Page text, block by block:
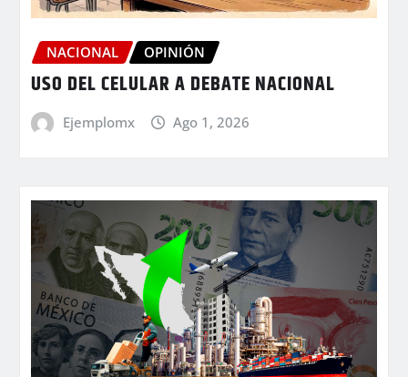
NACIONAL OPINIÓN
USO DEL CELULAR A DEBATE NACIONAL
Ejemplomx Ago 1, 2026